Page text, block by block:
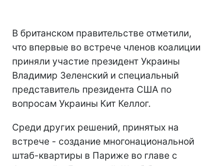
В британском правительстве отметили,
что впервые во встрече членов коалиции
приняли участие президент Украины
Владимир Зеленский и специальный
представитель президента США по
вопросам Украины Кит Келлог.
Среди других решений, принятых на
встрече - создание многонациональной
штаб-квартиры в Париже во главе с